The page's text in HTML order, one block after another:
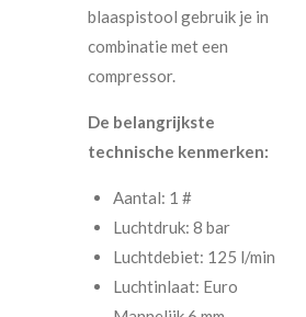
blaaspistool gebruik je in
combinatie met een
compressor.
De belangrijkste
technische kenmerken:
Aantal: 1 #
Luchtdruk: 8 bar
Luchtdebiet: 125 l/min
Luchtinlaat: Euro